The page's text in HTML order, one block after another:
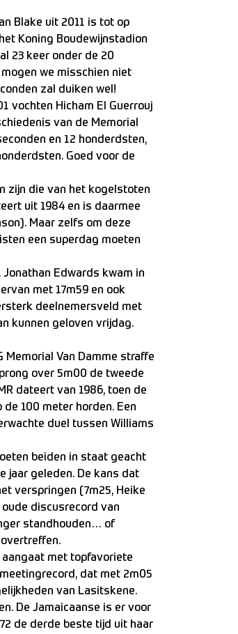
Blake uit 2011 is tot op
Koning Boudewijnstadion
23 keer onder de 20
we misschien niet
zal duiken wel!
vochten Hicham El Guerrouj
van de Memorial
en 12 honderdsten,
Goed voor de
zijn die van het kogelstoten
uit 1984 en is daarmee
Maar zelfs om deze
een superdag moeten
Edwards kwam in
met 17m59 en ook
deelnemersveld met
kunnen geloven vrijdag.
Memorial Van Damme straffe
over 5m00 de tweede
dateert van 1986, toen de
100 meter horden. Een
duel tussen Williams
beiden in staat geacht
jaar geleden. De kans dat
verspringen (7m25, Heike
discusrecord van
standhouden… of
aangaat met topfavoriete
dat met 2m05
van Lasitskene.
De Jamaicaanse is er voor
de derde beste tijd uit haar